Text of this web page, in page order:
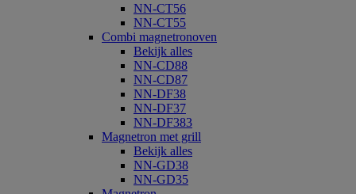
NN-CT56
NN-CT55
Combi magnetronoven
Bekijk alles
NN-CD88
NN-CD87
NN-DF38
NN-DF37
NN-DF383
Magnetron met grill
Bekijk alles
NN-GD38
NN-GD35